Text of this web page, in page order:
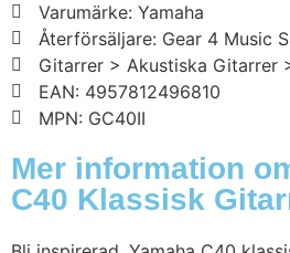
Varumärke: Yamaha
Återförsäljare: Gear 4 Music
Gitarrer > Akustiska Gitarrer
EAN: 4957812496810
MPN: GC40II
Mer information
C40 Klassisk